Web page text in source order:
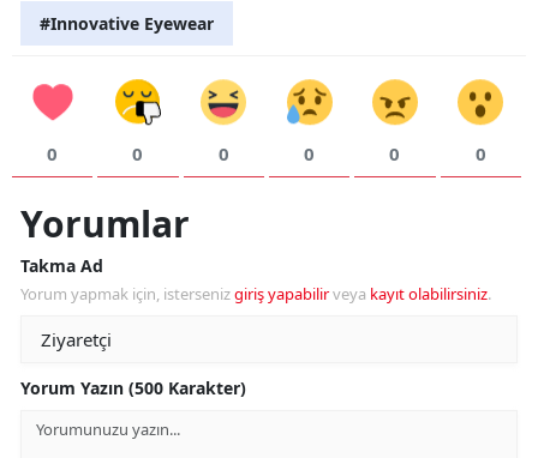
#Innovative Eyewear
0 0 0 0 0 0
Yorumlar
Takma Ad
Yorum yapmak için, istersenizgiriş yapabilirveya kayıt olabilirsiniz.
Yorum Yazın (500 Karakter)